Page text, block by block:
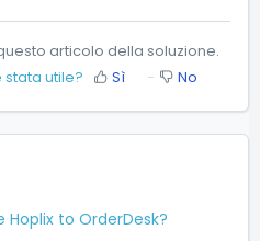
articolo della soluzione.
stata utile?
Sì No
Hoplix to OrderDesk?